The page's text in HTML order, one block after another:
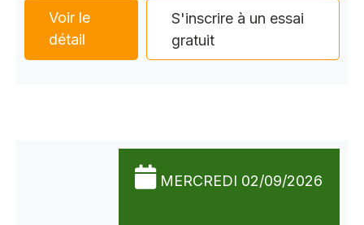
Voir le
détail
S'inscrire à un essai
gratuit
MERCREDI 02/09/2026